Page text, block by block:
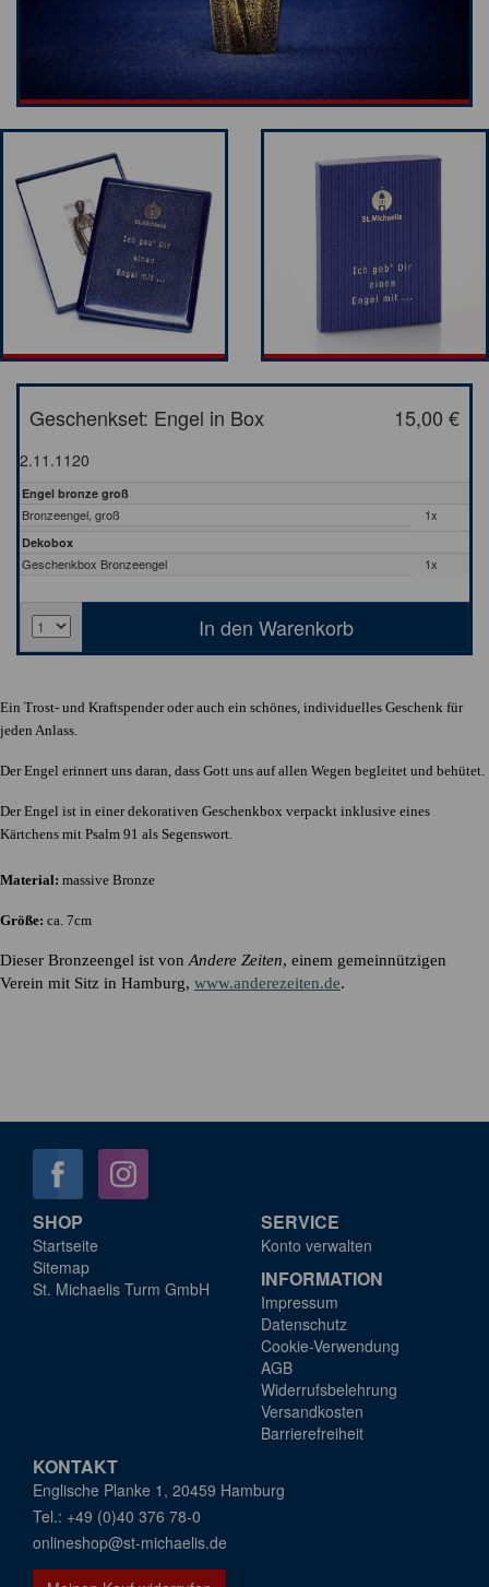
15,00 €
Geschenkset: Engel in Box
2.11.1120
Engel bronze groß
Bronzeengel, groß 1x
Dekobox
Geschenkbox Bronzeengel 1x
Ein Trost- und Kraftspender oder auch ein schönes, individuelles Geschenk für
jeden Anlass.
Der Engel erinnert uns daran, dass Gott uns auf allen Wegen begleitet und behütet.
Der Engel ist in einer dekorativen Geschenkbox verpackt inklusive eines
Kärtchens mit Psalm 91 als Segenswort.
Material: massive Bronze
Größe: ca. 7cm
Dieser Bronzeengel ist von Andere Zeiten, einem gemeinnützigen
Verein mit Sitz in Hamburg, www.anderezeiten.de.
SHOP
Startseite
Sitemap
St. Michaelis Turm GmbH
SERVICE
Konto verwalten
INFORMATION
Impressum
Datenschutz
Cookie-Verwendung
AGB
Widerrufsbelehrung
Versandkosten
Barrierefreiheit
KONTAKT
Englische Planke 1, 20459 Hamburg
+49 (0)40 376 78-0
onlineshop@st-michaelis.de